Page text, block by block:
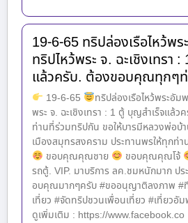
19-6-65 ทริปล่องเรือไหว้พ
ทริปไหว้พระ จ. ฉะเชิงเทรา
แล้วครับ. ต้องขอบคุณทุกๆ
19-6-65 ทริปล่องเรือไหว้พระอัม
พระ จ. ฉะเชิงเทรา : 1 ตู้ บุญสำเร็จแล้
ท่านที่ร่วมทริปกัน ขอให้บารมีหลวงพ่อ
เมืองสมุทรสงคราม ประทานพรให้ทุกท่
ขอบคุณคุณชาย
ขอบคุณคุณโจ้
รถตู้. VIP. มาบริการ ลค.ชมหนักมาก ป
อบคุณมากๆครับ #ขออนุญาติลงภาพ #
เที่ยว #จัดทริปชวนเพื่อนเที่ยว #เที่ยวอั
ดูเพิ่มเติม : https://www.facebook.co